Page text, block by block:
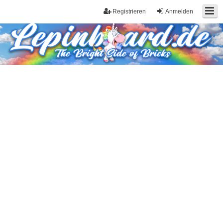
Anmelden
Registrieren